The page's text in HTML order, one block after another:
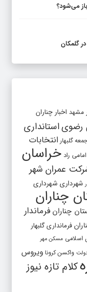
می‌شود؟
مشهد اخبار چناران
رضویاستانداری
گلبهار انتخابات
راد خراسان
عمران شهر
شهرداری شهرداری
چناران
چناران فرماندار
فرمانداری گلبهار
مسکن مهر
واکسن کرونا ویروس
کلام تازه نیوز